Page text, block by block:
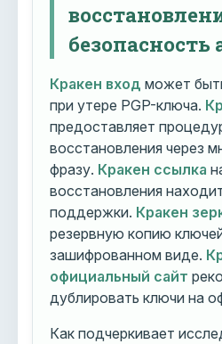
безопасность
Кракен вход может
при утере PGP-ключа.
предоставляет
восстановления через
фразу. Кракен ссылка
восстановления
поддержки. Кракен
резервную копию
зашифрованном виде.
официальный сайт
дублировать ключи на
Как подчеркивает